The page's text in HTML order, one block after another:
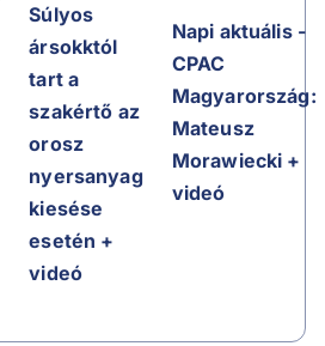
Súlyos
ársokktól
tart a
szakértő az
orosz
nyersanyag
kiesése
esetén +
videó
Napi aktuális -
CPAC
Magyarország:
Mateusz
Morawiecki +
videó